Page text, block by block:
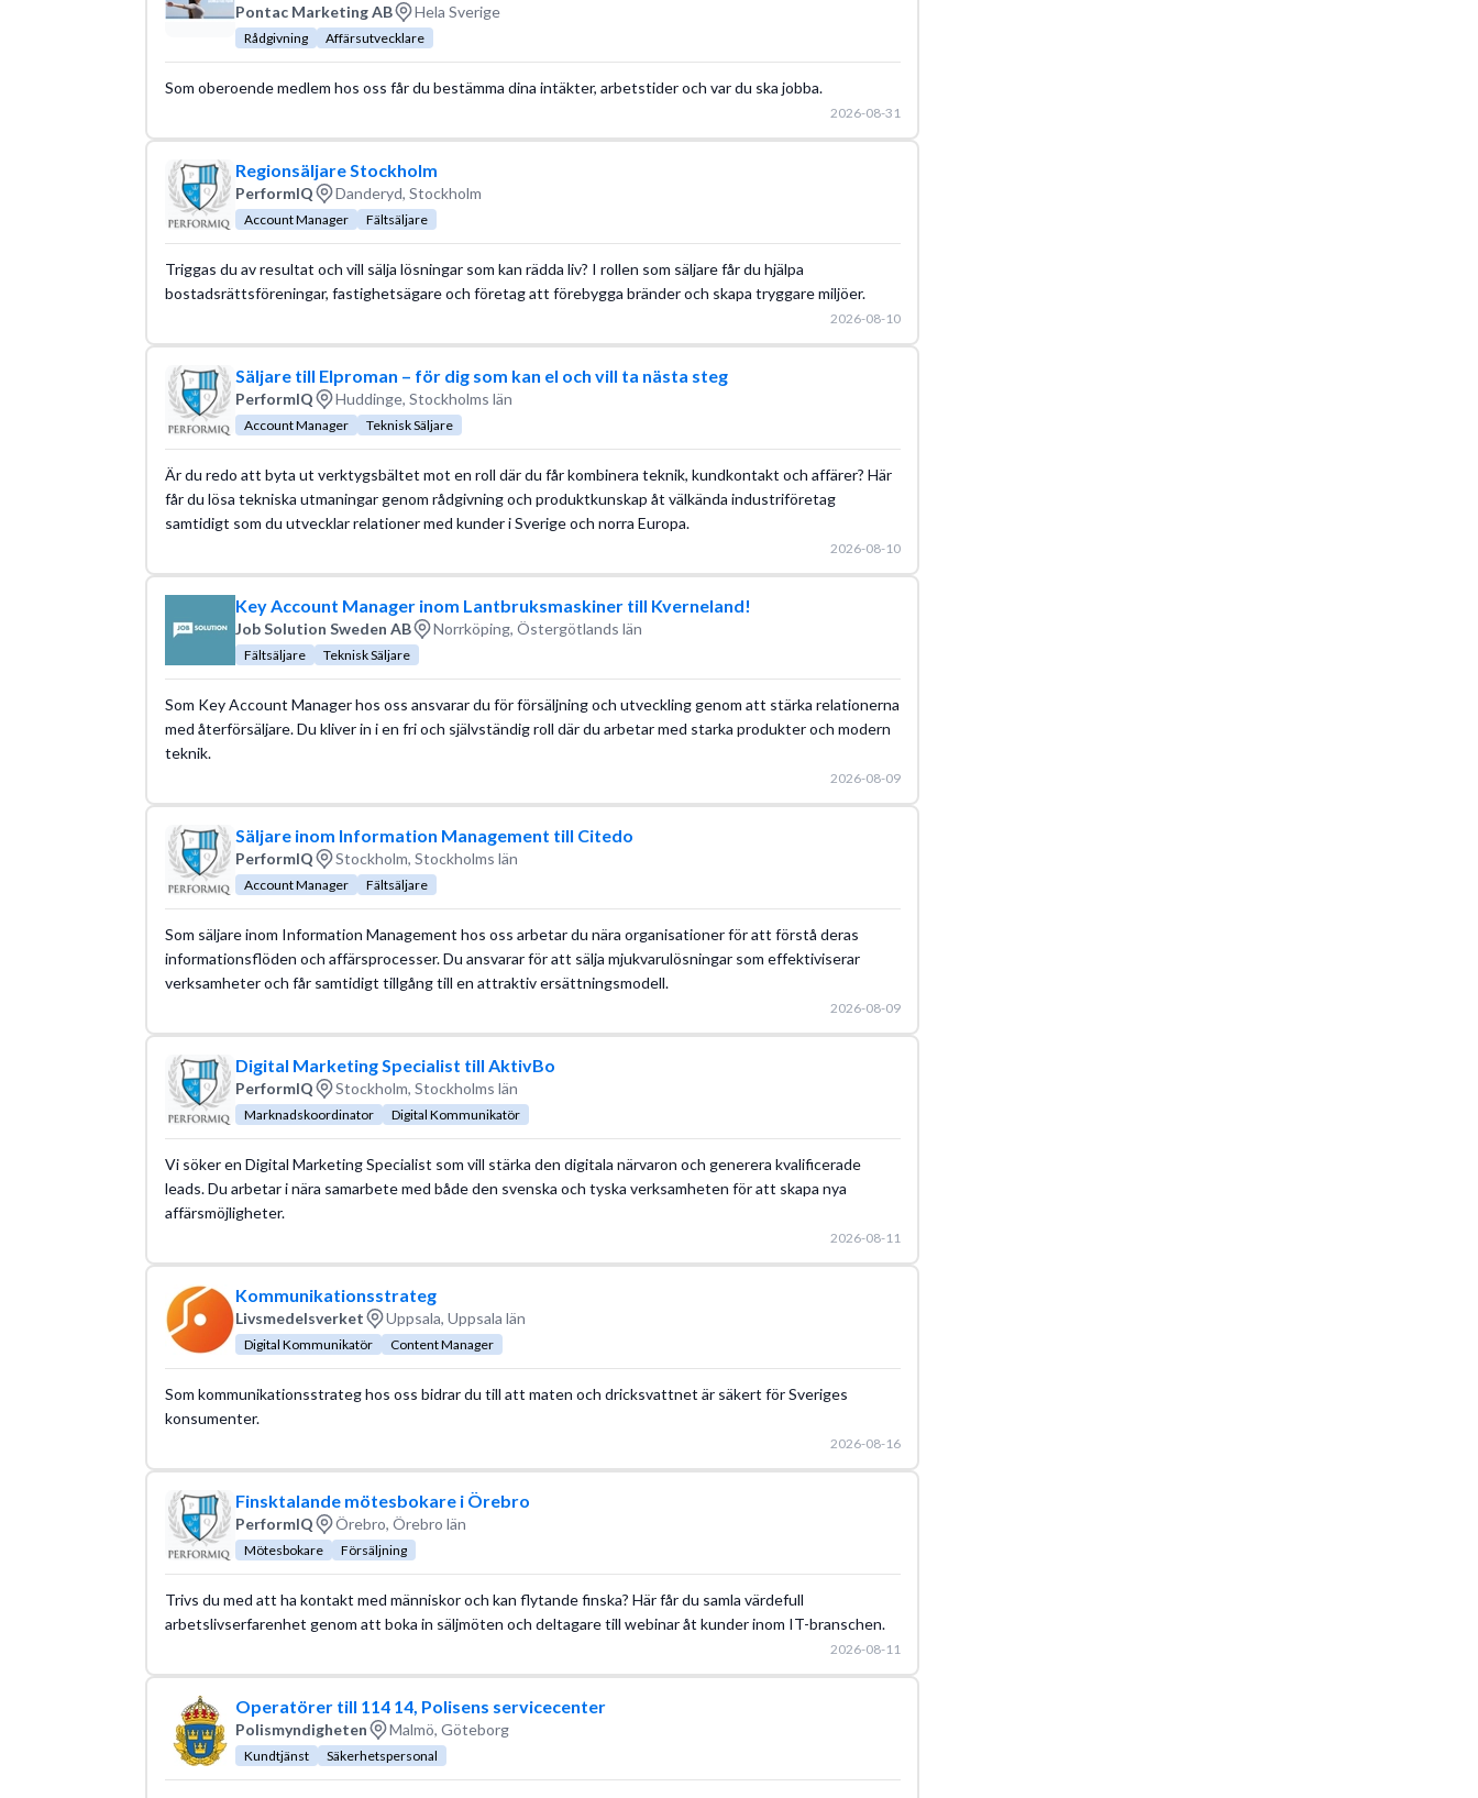
Pontac Marketing AB Hela Sverige
Rådgivning Affärsutvecklare
Som oberoende medlem hos oss får du bestämma dina intäkter, arbetstider och var du ska jobba.
2026-08-31
Regionsäljare Stockholm
PerformIQ Danderyd, Stockholm
Account Manager Fältsäljare
Triggas du av resultat och vill sälja lösningar som kan rädda liv? I rollen som säljare får du hjälpa
bostadsrättsföreningar, fastighetsägare och företag att förebygga bränder och skapa tryggare miljöer.
2026-08-10
Säljare till Elproman – för dig som kan el och vill ta nästa steg
PerformIQ Huddinge, Stockholms län
Account Manager Teknisk Säljare
Är du redo att byta ut verktygsbältet mot en roll där du får kombinera teknik, kundkontakt och affärer? Här
får du lösa tekniska utmaningar genom rådgivning och produktkunskap åt välkända industriföretag
samtidigt som du utvecklar relationer med kunder i Sverige och norra Europa.
2026-08-10
Key Account Manager inom Lantbruksmaskiner till Kverneland!
Job Solution Sweden AB Norrköping, Östergötlands län
Fältsäljare Teknisk Säljare
Som Key Account Manager hos oss ansvarar du för försäljning och utveckling genom att stärka relationerna
med återförsäljare. Du kliver in i en fri och självständig roll där du arbetar med starka produkter och modern
teknik.
2026-08-09
Säljare inom Information Management till Citedo
PerformIQ Stockholm, Stockholms län
Account Manager Fältsäljare
Som säljare inom Information Management hos oss arbetar du nära organisationer för att förstå deras
informationsflöden och affärsprocesser. Du ansvarar för att sälja mjukvarulösningar som effektiviserar
verksamheter och får samtidigt tillgång till en attraktiv ersättningsmodell.
2026-08-09
Digital Marketing Specialist till AktivBo
PerformIQ Stockholm, Stockholms län
Marknadskoordinator Digital Kommunikatör
Vi söker en Digital Marketing Specialist som vill stärka den digitala närvaron och generera kvalificerade
leads. Du arbetar i nära samarbete med både den svenska och tyska verksamheten för att skapa nya
affärsmöjligheter.
2026-08-11
Kommunikationsstrateg
Livsmedelsverket Uppsala, Uppsala län
Digital Kommunikatör Content Manager
Som kommunikationsstrateg hos oss bidrar du till att maten och dricksvattnet är säkert för Sveriges
konsumenter.
2026-08-16
Finsktalande mötesbokare i Örebro
PerformIQ Örebro, Örebro län
Mötesbokare Försäljning
Trivs du med att ha kontakt med människor och kan flytande finska? Här får du samla värdefull
arbetslivserfarenhet genom att boka in säljmöten och deltagare till webinar åt kunder inom IT-branschen.
2026-08-11
Operatörer till 114 14, Polisens servicecenter
Polismyndigheten Malmö, Göteborg
Kundtjänst Säkerhetspersonal